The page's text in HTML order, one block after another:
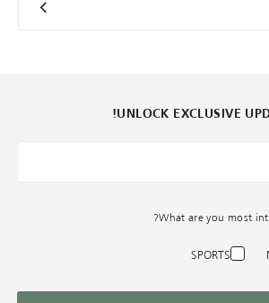
UNLOCK EXCLUSIVE
What are you most
SPORTS